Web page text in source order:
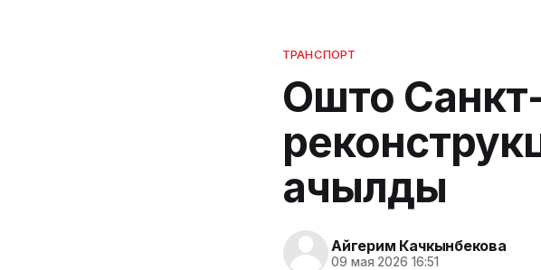
ТРАНСПОРТ
Ошто Санкт-
ачылды
Айгерим Качкынбекова
09 мая 2026 16:51